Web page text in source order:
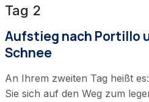
Tag 2
Aufstieg nach Portillo
Schnee
An Ihrem zweiten Tag heißt
Sie sich auf den Weg zum